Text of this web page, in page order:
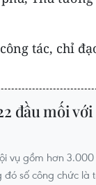
tác, chỉ
đầu mối
vụ gồm hơn
số công chức là